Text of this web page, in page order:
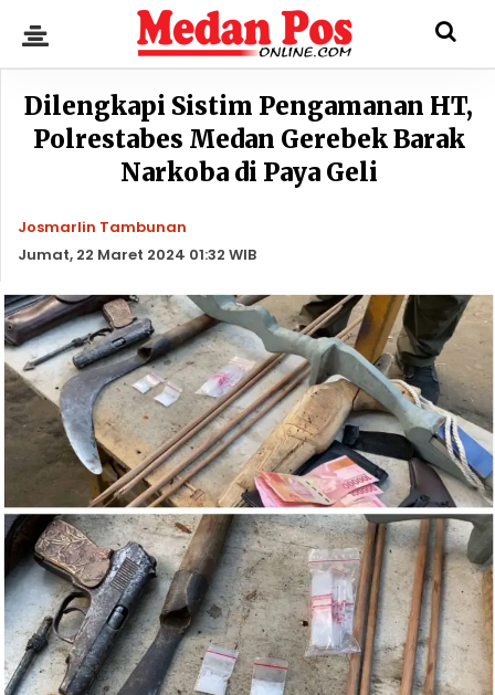
Dilengkapi Sistim Pengamanan HT,
Polrestabes Medan Gerebek Barak
Narkoba di Paya Geli
Josmarlin Tambunan
Jumat, 22 Maret 2024 01:32 WIB